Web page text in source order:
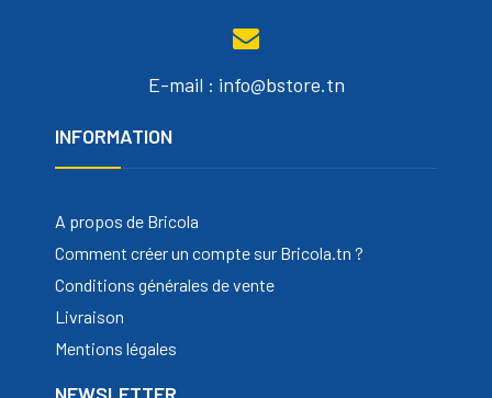
E-mail : info@bstore.tn
INFORMATION
A propos de Bricola
Comment créer un compte sur Bricola.tn ?
Conditions générales de vente
Livraison
Mentions légales
NEWSLETTER